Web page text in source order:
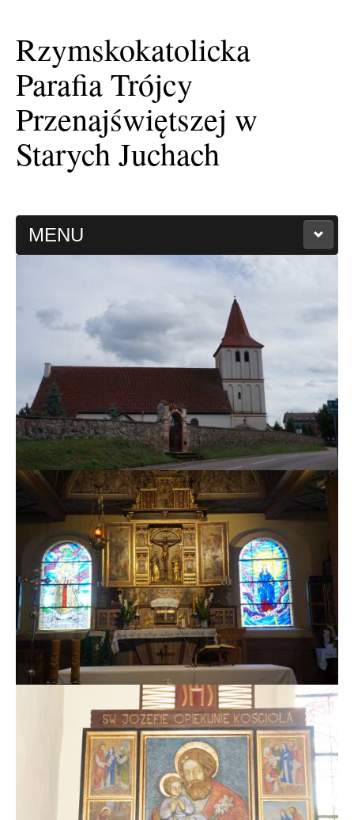
Rzymskokatolicka
Parafia Trójcy
Przenajświętszej w
Starych Juchach
MENU
KAPLICA FILIALNA
MSZE I NABOŻEŃSTWA
KONTAKT
KANCELARIA PARAFIALNA